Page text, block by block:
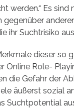
werden.“ Es sind
gegenüber
ihr Suchtrisiko
dieser so
Online Role-
die Gefahr der
äußerst sozial
Suchtpotential